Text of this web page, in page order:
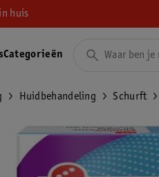
huis
Categorieën
Huidbehandeling Schurft